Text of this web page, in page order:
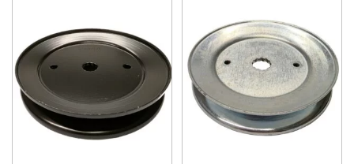
täydellinen
sopivuustaulukko
alhaalta!
kysy myymälästämme!
kysy myymälästämme!